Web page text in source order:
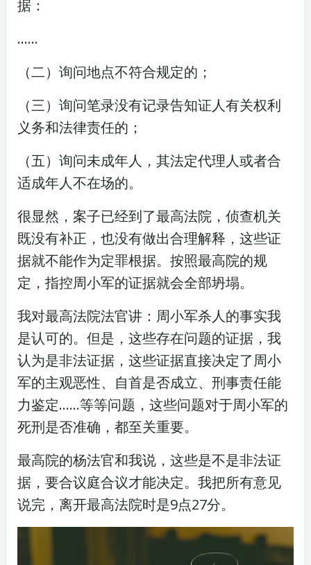
据：
……
（二）询问地点不符合规定的；
（三）询问笔录没有记录告知证人有关权利
义务和法律责任的；
（五）询问未成年人，其法定代理人或者合
适成年人不在场的。
很显然，案子已经到了最高法院，侦查机关
既没有补正，也没有做出合理解释，这些证
据就不能作为定罪根据。按照最高院的规
定，指控周小军的证据就会全部坍塌。
我对最高法院法官讲：周小军杀人的事实我
是认可的。但是，这些存在问题的证据，我
认为是非法证据，这些证据直接决定了周小
军的主观恶性、自首是否成立、刑事责任能
力鉴定……等等问题，这些问题对于周小军的
死刑是否准确，都至关重要。
最高院的杨法官和我说，这些是不是非法证
据，要合议庭合议才能决定。我把所有意见
说完，离开最高法院时是9点27分。